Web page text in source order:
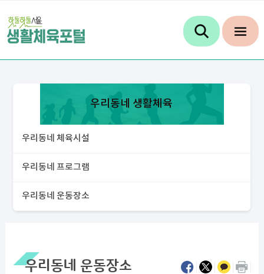
우리동네 생활체육
우리동네 체육시설
우리동네 프로그램
우리동네 운동장소
우리동네 운동장소